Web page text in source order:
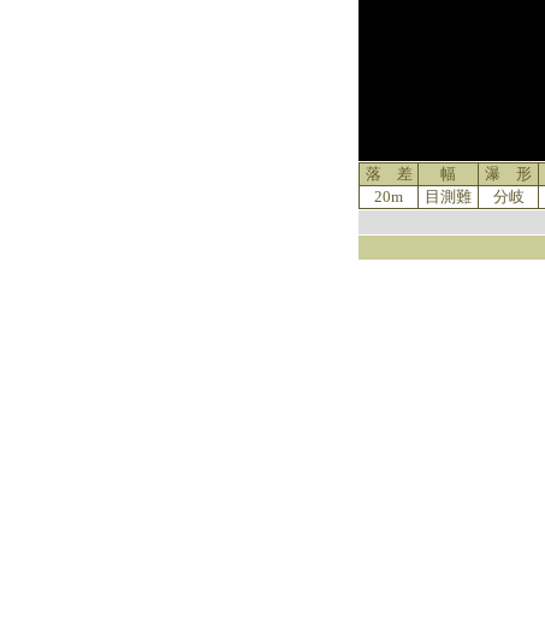
落 差 幅 瀑 形
20m
目測難 分岐